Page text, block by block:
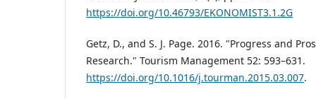
https://doi.org/10.46793/EKONOMIST3.1.2G
Getz, D., and S. J. Page. 2016. "Progress and
Research." Tourism Management 52: 593–631.
https://doi.org/10.1016/j.tourman.2015.03.007.